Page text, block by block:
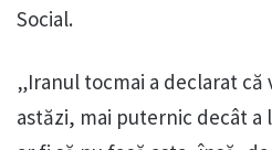
Social.
„Iranul tocmai a declarat
astăzi, mai puternic decât a